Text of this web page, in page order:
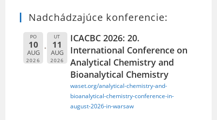
Nadchádzajúce konferencie:
PO
10
AUG
2026
UT
11
AUG
2026
ICACBC 2026: 20.
International Conference on
Analytical Chemistry and
Bioanalytical Chemistry
waset.org/analytical-chemistry-and-
bioanalytical-chemistry-conference-in-
august-2026-in-warsaw